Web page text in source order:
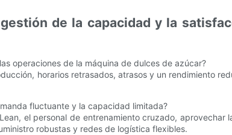
de la capacidad y la
operaciones de la máquina de dulces de azúcar?
horarios retrasados, atrasos y un rendimiento
fluctuante y la capacidad limitada?
el personal de entrenamiento cruzado,
robustas y redes de logística flexibles.